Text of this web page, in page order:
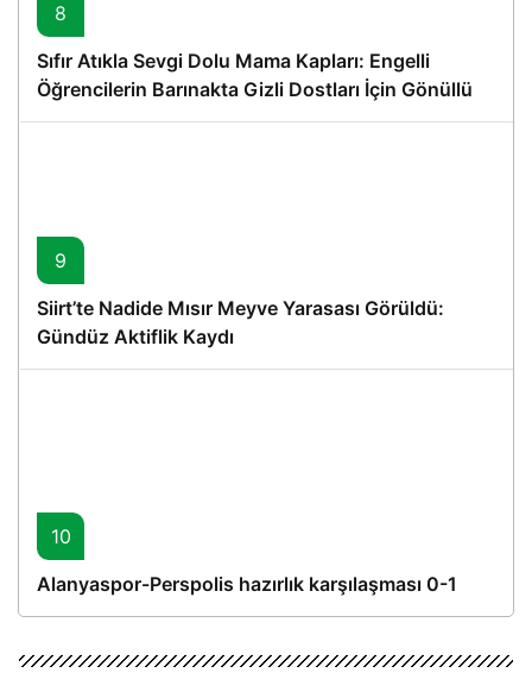
8
Sıfır Atıkla Sevgi Dolu Mama Kapları: Engelli
Öğrencilerin Barınakta Gizli Dostları İçin Gönüllü
Proje
9
Siirt’te Nadide Mısır Meyve Yarasası Görüldü:
Gündüz Aktiflik Kaydı
10
Alanyaspor-Perspolis hazırlık karşılaşması 0-1